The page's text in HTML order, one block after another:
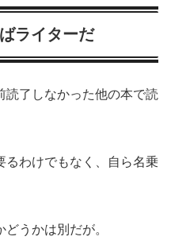
ライターだ
読了しなかった他の本で読
るわけでもなく、自ら名乗
うかは別だが。